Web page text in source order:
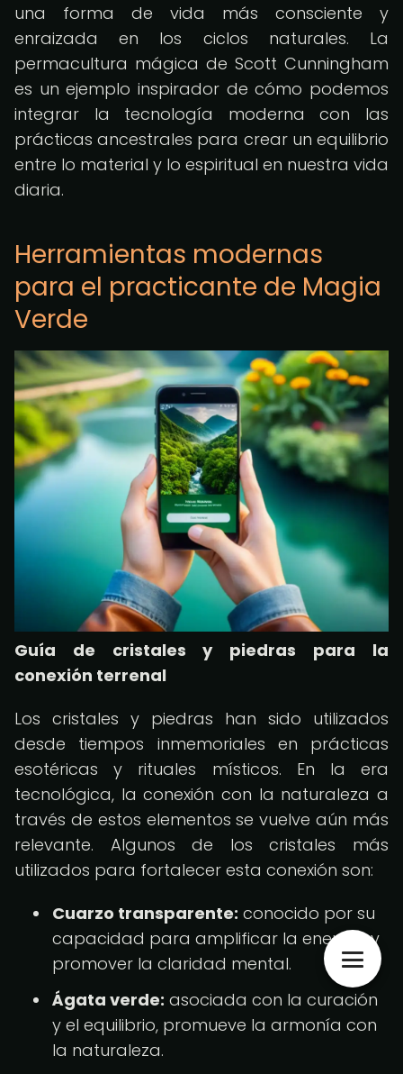
una forma de vida más consciente y
enraizada en los ciclos naturales. La
permacultura mágica de Scott Cunningham
es un ejemplo inspirador de cómo podemos
integrar la tecnología moderna con las
prácticas ancestrales para crear un equilibrio
entre lo material y lo espiritual en nuestra vida
diaria.
Herramientas modernas
para el practicante de Magia
Verde
Guía de cristales y piedras para la
conexión terrenal
Los cristales y piedras han sido utilizados
desde tiempos inmemoriales en prácticas
esotéricas y rituales místicos. En la era
tecnológica, la conexión con la naturaleza a
través de estos elementos se vuelve aún más
relevante. Algunos de los cristales más
utilizados para fortalecer esta conexión son:
Cuarzo transparente: conocido por su
capacidad para amplificar la energía y
promover la claridad mental.
Ágata verde: asociada con la curación
y el equilibrio, promueve la armonía con
la naturaleza.